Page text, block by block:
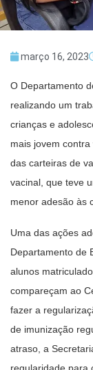
março 16, 2023
O Departamento
realizando um
crianças e
mais jovem
das carteiras de
vacinal, que teve
menor adesão às
Uma das ações
Departamento de
alunos
compareçam ao
fazer a
de imunização
atraso, a